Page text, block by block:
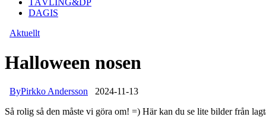
TÄVLING&DP
DAGIS
Aktuellt
Halloween nosen
ByPirkko Andersson
2024-11-13
Så rolig så den måste vi göra om! =) Här kan du se lite bilder från